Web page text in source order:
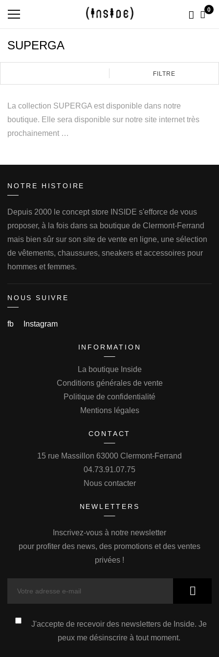
0
SUPERGA
FILTRE
La collection SUPERGA est disponible dans notre
boutique. Elle sera disponible sur notre site internet très
prochainement …
NOTRE HISTOIRE
Depuis 2000 le concept store INSIDE s'efforce de vous
proposer, à la fois dans sa boutique de Clermont-Ferrand
mais bien sûr sur son site de vente en ligne, une sélection
de vêtements, chaussures, sneakers et accessoires pour
hommes et femmes.
NOUS SUIVRE
fb Instagram
INFORMATION
La boutique Inside
Conditions générales de vente
Politique de confidentialité
Mentions légales
CONTACT
15 rue Massillon 63000 Clermont-Ferrand
04.73.91.07.75
Nous contacter
NEWLETTERS
Inscrivez-vous à notre newsletter
pour profiter des news, des promotions et des ventes
privées !
J'accepte de recevoir des newsletters de Inside. Je
peux me désinscrire à tout moment.